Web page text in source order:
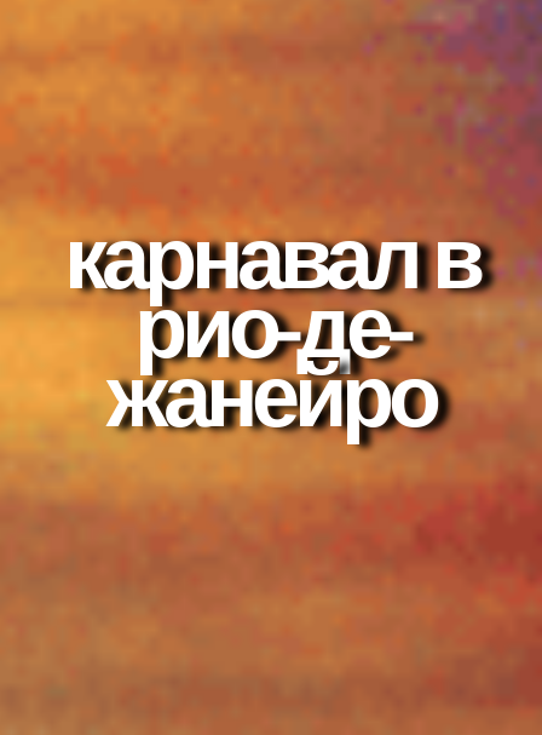
карнавал в
рио-де-
жанейро